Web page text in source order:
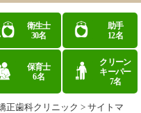
衛生士
30名
助手
12名
保育士
6名
クリーン
キーパー
7名
正歯科クリニック > サイトマ